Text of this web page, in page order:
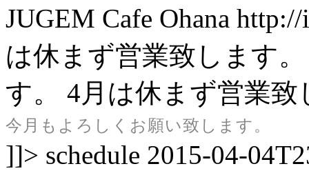
JUGEM Cafe Ohana http://
は休まず営業致します
す。 4月は休まず営業致
今月もよろしくお願い致します。
]]> schedule 2015-04-